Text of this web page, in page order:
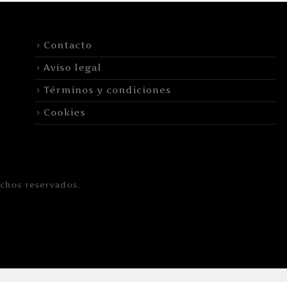
Contacto
Aviso legal
Términos y condiciones
Cookies
reservados.